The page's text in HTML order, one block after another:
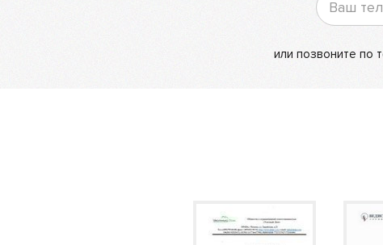
или позвоните по